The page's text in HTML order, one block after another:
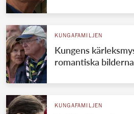
KUNGAFAMILJEN
Kungens
romantiska
KUNGAFAMILJEN